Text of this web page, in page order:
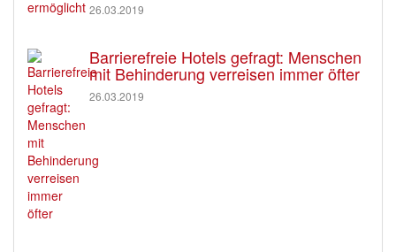
26.03.2019
Barrierefreie Hotels gefragt: Menschen
mit Behinderung verreisen immer öfter
26.03.2019